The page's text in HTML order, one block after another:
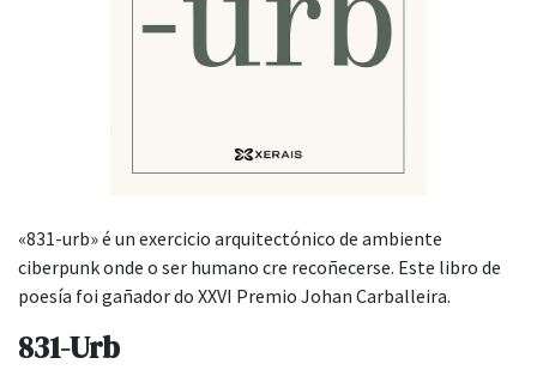
«831-urb» é un exercicio arquitectónico de ambiente
ciberpunk onde o ser humano cre recoñecerse. Este libro de
poesía foi gañador do XXVI Premio Johan Carballeira.
831-Urb